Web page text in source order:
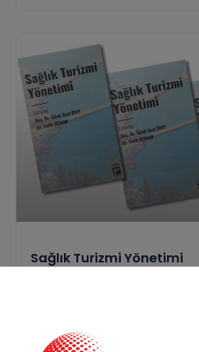
Sağlık Turizmi Yönetimi
Devamını Oku >